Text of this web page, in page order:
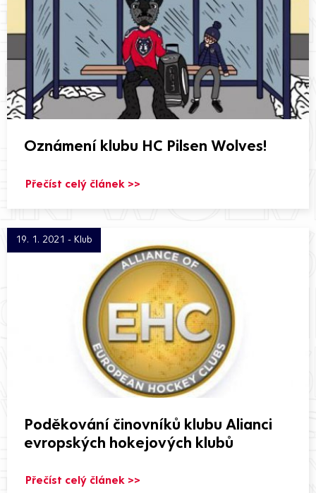
Oznámení klubu HC Pilsen Wolves!
Přečíst celý článek >>
19. 1. 2021 - Klub
Poděkování činovníků klubu Alianci
evropských hokejových klubů
Přečíst celý článek >>